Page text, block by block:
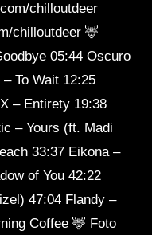
chilloutdeer
chilloutdeer 🦌
05:44 Oscuro
To Wait 12:25
– Entirety 19:38
– Yours (ft. Madi
33:37 Eikona –
of You 42:22
47:04 Flandy –
Coffee 🦌 Foto